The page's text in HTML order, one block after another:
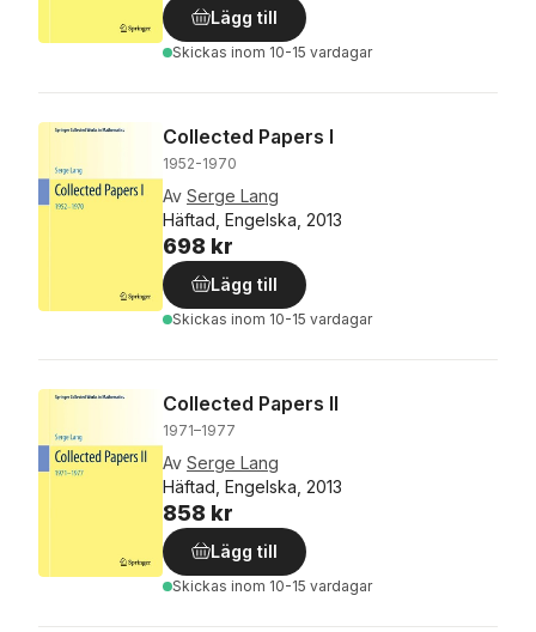
Lägg till
Skickas inom 10-15 vardagar
Collected Papers I
1952-1970
Av Serge Lang
Häftad, Engelska, 2013
698 kr
Lägg till
Skickas inom 10-15 vardagar
Collected Papers II
1971–1977
Av Serge Lang
Häftad, Engelska, 2013
858 kr
Lägg till
Skickas inom 10-15 vardagar